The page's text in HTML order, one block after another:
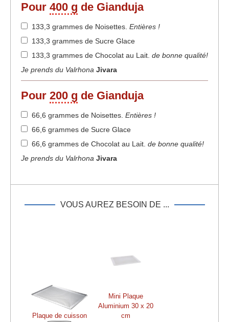
Pour 400 g de Gianduja
133,3 grammes de Noisettes. Entières !
133,3 grammes de Sucre Glace
133,3 grammes de Chocolat au Lait. de bonne qualité!
Je prends du Valrhona Jivara
Pour 200 g de Gianduja
66,6 grammes de Noisettes. Entières !
66,6 grammes de Sucre Glace
66,6 grammes de Chocolat au Lait. de bonne qualité!
Je prends du Valrhona Jivara
VOUS AUREZ BESOIN DE ...
Plaque de cuisson
Mini Plaque
Aluminium 30 x 20
cm